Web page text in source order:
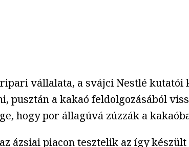
vállalata, a svájci Nestlé
pusztán a kakaó feldolgozásából
hogy por állagúvá zúzzák a
ázsiai piacon tesztelik az így